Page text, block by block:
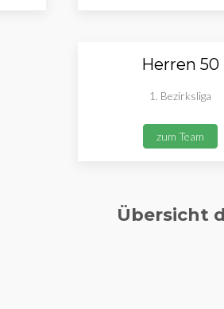
Herren 50
1. Bezirksliga
zum Team
Übersicht